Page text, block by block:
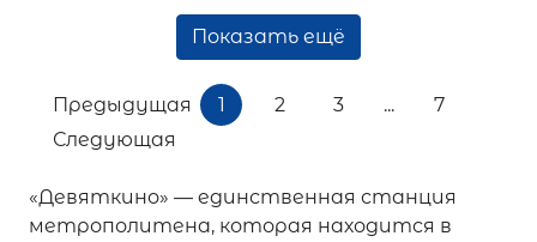
Показать ещё
Предыдущая 1 2 3 ...
7
Следующая
«Девяткино» — единственная станция
метрополитена, которая находится в